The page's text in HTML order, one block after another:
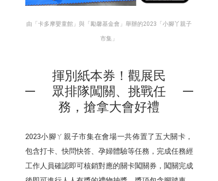
由「卡多摩嬰童館」與「勵馨基金會」舉辦的2023「小腳丫親子
市集」
揮別紙本券！觀展民
眾排隊闖關、挑戰任
務，搶拿大會好禮
2023小腳ㄚ親子市集在會場一共佈置了五大關卡，
包含打卡、快問快答、孕婦體驗等任務，完成任務經
工作人員確認即可核銷對應的關卡闖關券，闖關完成